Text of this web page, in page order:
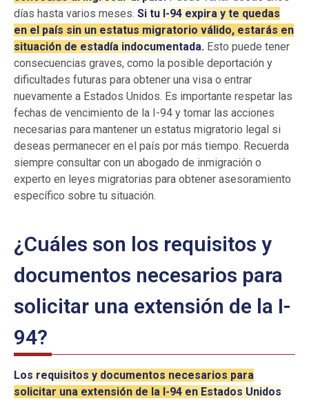
días hasta varios meses. Si tu I-94 expira y te quedas
en el país sin un estatus migratorio válido, estarás en
situación de estadía indocumentada. Esto puede tener
consecuencias graves, como la posible deportación y
dificultades futuras para obtener una visa o entrar
nuevamente a Estados Unidos. Es importante respetar las
fechas de vencimiento de la I-94 y tomar las acciones
necesarias para mantener un estatus migratorio legal si
deseas permanecer en el país por más tiempo. Recuerda
siempre consultar con un abogado de inmigración o
experto en leyes migratorias para obtener asesoramiento
específico sobre tu situación.
¿Cuáles son los requisitos y
documentos necesarios para
solicitar una extensión de la I-
94?
Los requisitos y documentos necesarios para
solicitar una extensión de la I-94 en Estados Unidos